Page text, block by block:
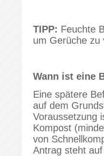
TIPP: Feuchte
um Gerüche zu
Wann ist eine
Eine spätere
auf dem
Voraussetzung
Kompost
von
Antrag steht